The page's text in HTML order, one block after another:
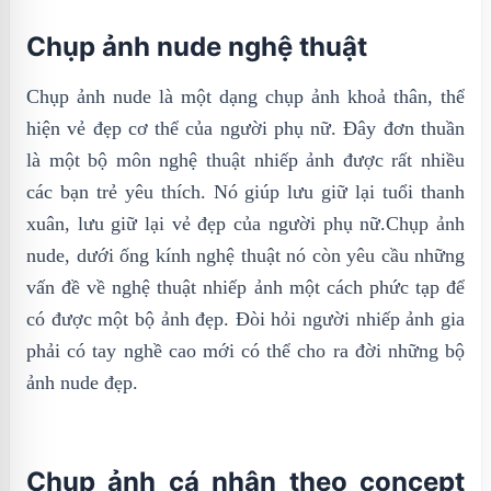
Chụp ảnh nude nghệ thuật
Chụp ảnh nude là một dạng chụp ảnh khoả thân, thể
hiện vẻ đẹp cơ thể của người phụ nữ. Đây đơn thuần
là một bộ môn nghệ thuật nhiếp ảnh được rất nhiều
các bạn trẻ yêu thích. Nó giúp lưu giữ lại tuổi thanh
xuân, lưu giữ lại vẻ đẹp của người phụ nữ.Chụp ảnh
nude, dưới ống kính nghệ thuật nó còn yêu cầu những
vấn đề về nghệ thuật nhiếp ảnh một cách phức tạp để
có được một bộ ảnh đẹp. Đòi hỏi người nhiếp ảnh gia
phải có tay nghề cao mới có thể cho ra đời những bộ
ảnh nude đẹp.
Chụp ảnh cá nhân theo concept